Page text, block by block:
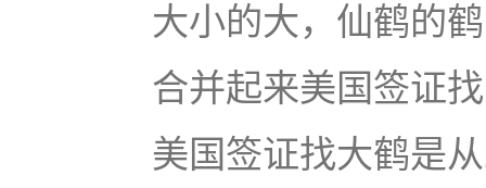
大小的大，仙鹤的
合并起来美国签证
美国签证找大鹤是